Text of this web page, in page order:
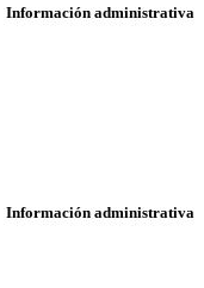
Información administrativa
Información administrativa